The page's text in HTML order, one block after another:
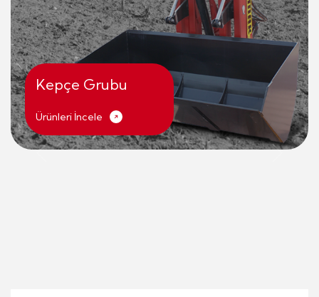
Toprak İşleme
Grubu
Ürünleri İncele